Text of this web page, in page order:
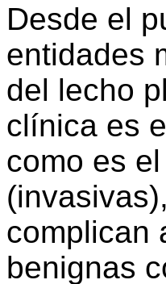
Desde el
entidades
del lecho
clínica es
como es
complican
benignas